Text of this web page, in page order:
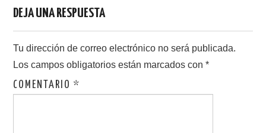
DEJA UNA RESPUESTA
Tu dirección de correo electrónico no será publicada.
Los campos obligatorios están marcados con*
COMENTARIO*